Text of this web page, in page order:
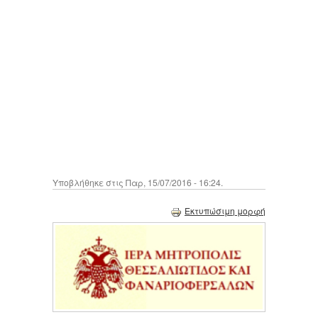
Υποβλήθηκε στις Παρ, 15/07/2016 - 16:24.
Εκτυπώσιμη μορφή